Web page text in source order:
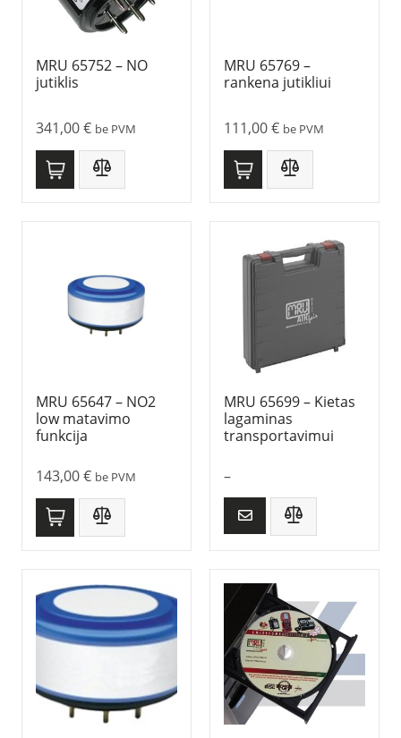
MRU 65752 – NO
jutiklis
341,00€ be PVM
MRU 65769 –
rankena jutikliui
111,00€ be PVM
MRU 65647 – NO2
low matavimo
funkcija
143,00€ be PVM
MRU 65699 – Kietas
lagaminas
transportavimui
–